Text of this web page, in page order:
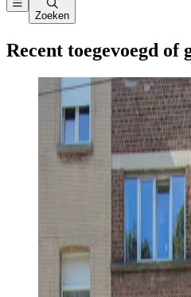
Zoeken
Recent toegevoegd of